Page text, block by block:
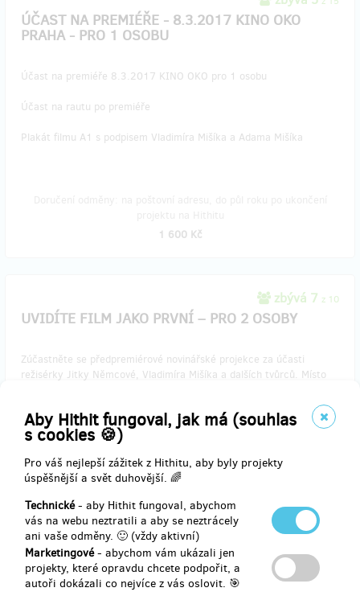
Aby Hithit fungoval, jak má (souhlas
s cookies 🍪)
Pro váš nejlepší zážitek z Hithitu, aby byly projekty
úspěšnější a svět duhovější. 🌈
Technické- aby Hithit fungoval, abychom
vás na webu neztratili a aby se neztrácely
ani vaše odměny. 🙂 (vždy aktivní)
Marketingové- abychom vám ukázali jen
projekty, které opravdu chcete podpořit, a
autoři dokázali co nejvíce z vás oslovit. 🎯
ÚČAST NA PREMIÉŘE - 8.3.2017 KINO OKO
PRAHA - PRO 1 OSOBU
Účast na premiéře 8.3.2017 KINO OKO pro 1 osobu
Účast na rautu po premiéře
Plakát filmu A1 s podpisem Vladimíra Mišíka a Adama Mišíka
1 600 Kč
zbývá 7 z 10
UVIDÍTE FILM JAKO PRVNÍ – PRO 2 OSOBY
Zúčastněte se předpremiérové novinářské projekce za účasti
režisérky Jitky Němcové, Vladimíra Mišíka a dalších tvůrců. Místo
Podepsaný plakát k filmu A1 režisérkou Jitkou Němcovou,
Vladimírem Mišíkem a Adamem Mišíkem
Doručení odměny: na poštovní adresu, do půl roku po ukončení
projektu na Hithitu
1 750 Kč